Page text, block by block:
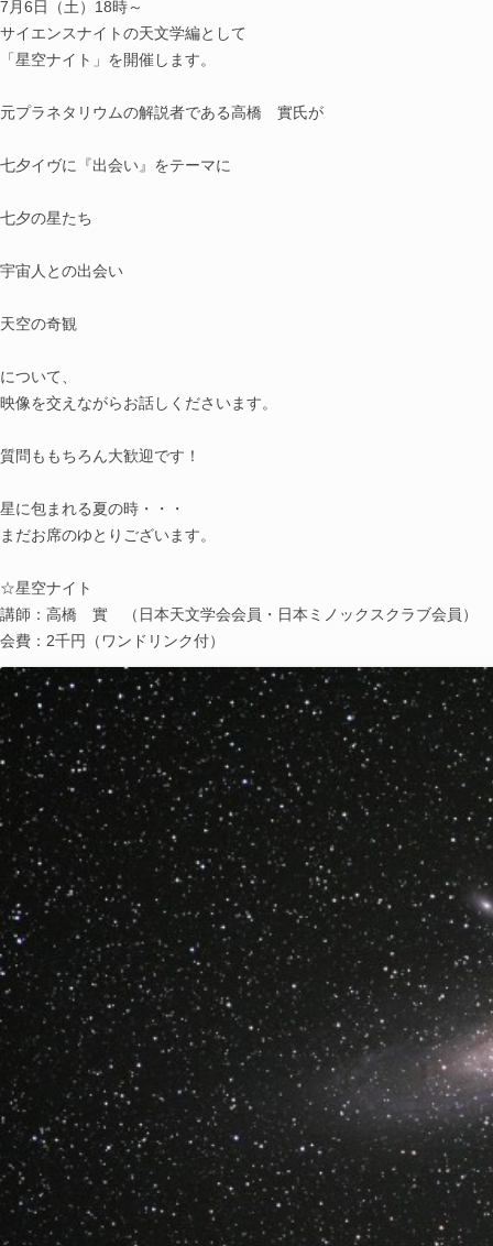
7月6日（土）18時～
サイエンスナイトの天文学編として
「星空ナイト」を開催します。
元プラネタリウムの解説者である高橋 實氏が
七夕イヴに『出会い』をテーマに
七夕の星たち
宇宙人との出会い
天空の奇観
について、
映像を交えながらお話しくださいます。
質問ももちろん大歓迎です！
星に包まれる夏の時・・・
まだお席のゆとりございます。
☆星空ナイト
講師：高橋 實 （日本天文学会会員・日本ミノックスクラブ会員）
会費：2千円（ワンドリンク付）